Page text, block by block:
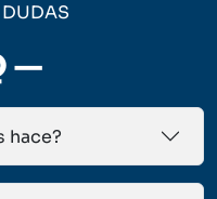
DUDAS
—
hace?